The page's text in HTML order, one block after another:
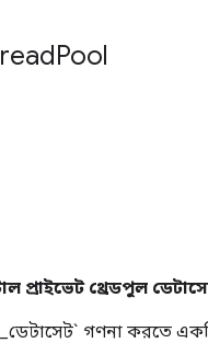
Pool
প্রাইভেট থ্রেডপুল
গণনা করতে